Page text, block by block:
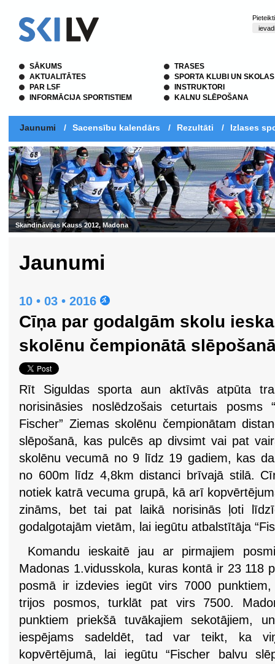
SĀKUMS
AKTUALITĀTES
PAR LSF
INFORMĀCIJA SPORTISTIEM
TRASES
SPORTA KLUBI UN SKOLAS
INSTRUKTORI
KALNU SLĒPOŠANA
Jaunumi / Sacensību kalendārs / Rezultāti / Izlases
Skandināvijas Kauss 2012, Madona
Jaunumi
10 • 03 • 2016
Cīņa par godalgām skolu
skolēnu čempionātā
Rīt Siguldas sporta aun aktīvās atpūta
norisināsies noslēdzošais ceturtais posms
Fischer” Ziemas skolēnu čempionātam
slēpošanā, kas pulcēs ap divsimt vai pat
skolēnu vecumā no 9 līdz 19 gadiem, kas
no 600m līdz 4,8km distanci brīvajā stilā.
notiek katrā vecuma grupā, kā arī
zināms, bet tai pat laikā norisinās ļoti
godalgotajām vietām, lai iegūtu atbalstītāja
Komandu ieskaitē jau ar pirmajiem
Madonas 1.vidusskola, kuras kontā ir 23 118
posmā ir izdevies iegūt virs 7000
trijos posmos, turklāt pat virs 7500.
punktiem priekšā tuvākajiem sekotājiem,
iespējams sadeldēt, tad var teikt, ka
kopvērtējumā, lai iegūtu “Fischer balvu